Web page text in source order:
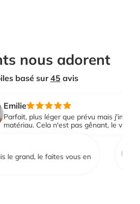
nous adorent
basé sur45 avis
plus léger que prévu mais j'imagine
Cela n'est pas gênant, le vase est
le faites vous en